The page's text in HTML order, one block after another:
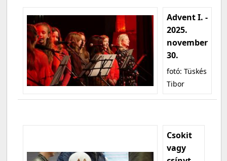
Advent I. -
2025.
november
30.
fotó: Tüskés
Tibor
Csokit
vagy